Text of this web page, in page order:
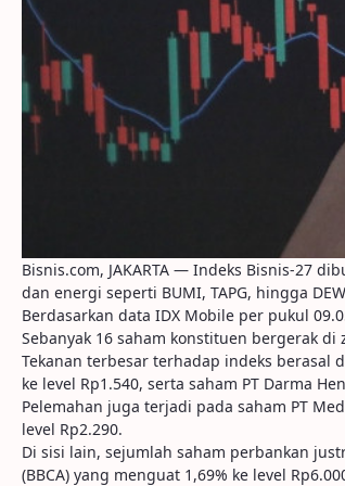
Bisnis.com, JAKARTA — Indeks Bisnis-27
dan energi seperti BUMI, TAPG, hingga
Berdasarkan data IDX Mobile per pukul
Sebanyak 16 saham konstituen bergerak
Tekanan terbesar terhadap indeks berasal
ke level Rp1.540, serta saham PT Darma
Pelemahan juga terjadi pada saham PT
level Rp2.290.
Di sisi lain, sejumlah saham perbankan
(BBCA) yang menguat 1,69% ke level